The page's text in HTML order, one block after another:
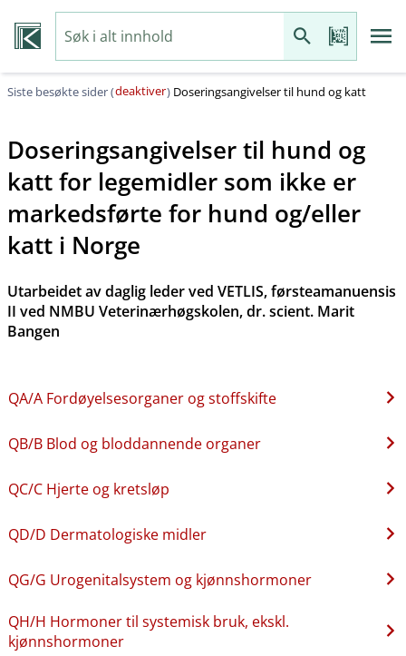
Siste besøkte sider (deaktiver) Doseringsangivelser til hund og katt
Doseringsangivelser til hund og
katt for legemidler som ikke er
markedsførte for hund og​/​eller
katt i Norge
Utarbeidet av daglig leder ved VETLIS, førsteamanuensis
II ved NMBU Veterinærhøgskolen, dr. scient. Marit
Bangen
QA​/​A Fordøyelsesorganer og stoffskifte
QB​/​B Blod og bloddannende organer
QC​/​C Hjerte og kretsløp
QD​/​D Dermatologiske midler
QG​/​G Urogenitalsystem og kjønnshormoner
QH​/​H Hormoner til systemisk bruk, ekskl.
kjønnshormoner